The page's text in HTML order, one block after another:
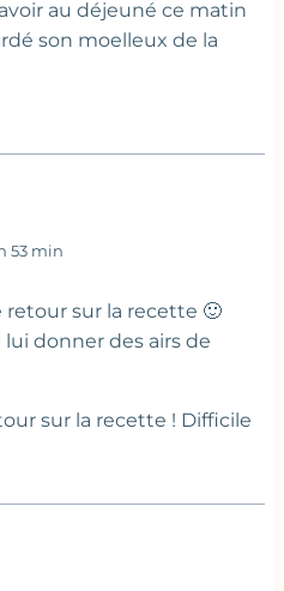
au déjeuné ce matin
son moelleux de la
53 min
retour sur la recette 🙂
donner des airs de
sur la recette ! Difficile